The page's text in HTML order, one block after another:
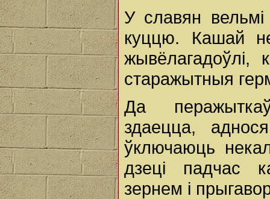
У славян
куццю. Кашай
старажытныя
Да
здаецца,
ўключаюць
дзеці падчас
зернем і